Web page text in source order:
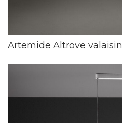
Artemide Altrove valaisin